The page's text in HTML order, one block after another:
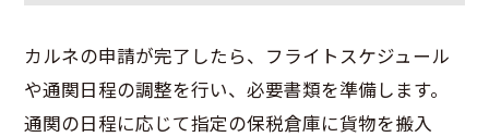
カルネの申請が完了したら、フライトスケジュール
や通関日程の調整を行い、必要書類を準備します。
通関の日程に応じて指定の保税倉庫に貨物を搬入